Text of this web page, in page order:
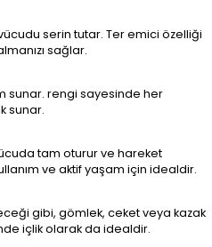
serin tutar. Ter emici özelliği
sağlar.
sunar. rengi sayesinde her
sunar.
tam oturur ve hareket
ve aktif yaşam için idealdir.
gibi, gömlek, ceket veya kazak
içlik olarak da idealdir.